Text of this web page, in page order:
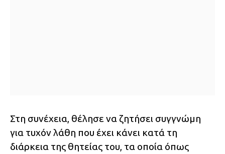
Στη συνέχεια, θέλησε να ζητήσει συγγνώμη
για τυχόν λάθη που έχει κάνει κατά τη
διάρκεια της θητείας του, τα οποία όπως